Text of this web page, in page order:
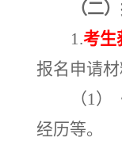
（二
1.考生
报名申请
（1）
经历等。